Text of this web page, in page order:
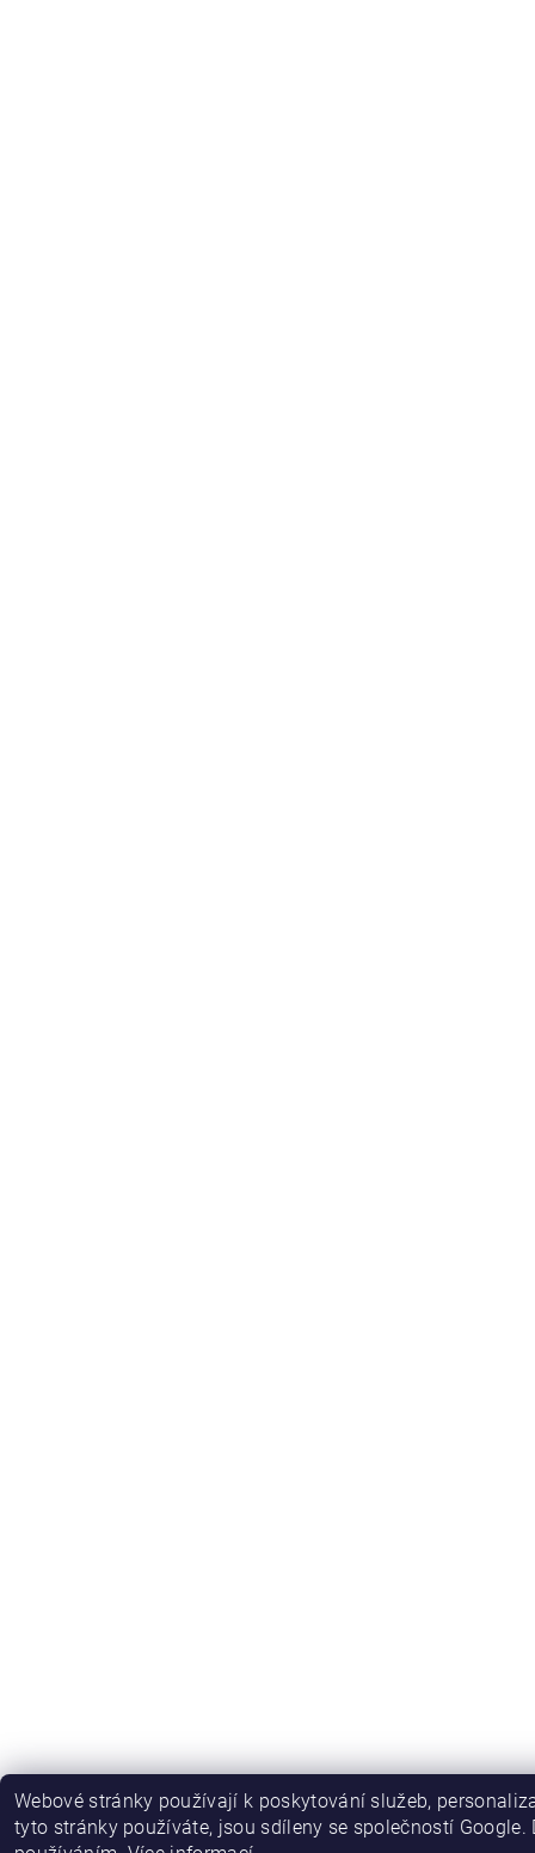
Webové stránky používají k poskytování služeb,
tyto stránky používáte, jsou sdíleny se společností Google.